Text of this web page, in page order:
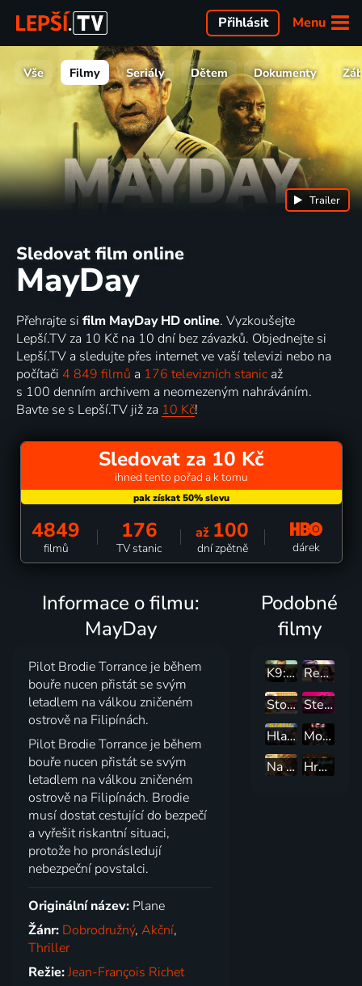
Menu
Přihlásit
Vše Filmy Seriály Dětem Dokumenty
Sledovat film online
MayDay
Trailer
Přehrajte si film MayDay HD online. Vyzkoušejte
Lepší.TV za 10 Kč na 10 dní bez závazků. Objednejte si
Lepší.TV a sledujte přes internet ve vaší televizi nebo na
počítači 4 849 filmů a 176 televizních stanic až
s 100 denním archivem a neomezeným nahráváním.
Bavte se s Lepší.TV již za 10 Kč!
Sledovat za 10 Kč
ihned tento pořad a k tomu
4849
filmů
176
TV stanic
až 100
dní zpětně dárek
Informace o filmu:
MayDay
Pilot Brodie Torrance je během
bouře nucen přistát se svým
letadlem na válkou zničeném
ostrově na Filipínách.
Pilot Brodie Torrance je během
bouře nucen přistát se svým
letadlem na válkou zničeném
ostrově na Filipínách. Brodie
musí dostat cestující do bezpečí
a vyřešit riskantní situaci,
protože ho pronásledují
nebezpeční povstalci.
Originální název: Plane
Žánr: Dobrodružný,Akční,
Thriller
Režie:Jean-François Richet
Podobné
filmy
K9: Ocelový tesák
Ready Player One: Hra začíná
Stovky bobrů
Steven Universe ve filmu
Hlavy státu
Mortal Kombat II
Na hraně smrti
Hrozba smrti